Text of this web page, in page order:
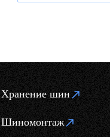
Хранение шин
Шиномонтаж